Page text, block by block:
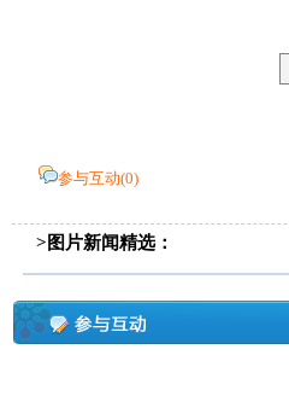
参与互动(0)
>图片新闻精选：